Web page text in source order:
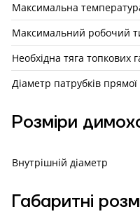
Максимальна
Максимальний робочий
Необхідна тяга топкових
Діаметр патрубків
Розміри
Внутрішній діаметр
Габаритні